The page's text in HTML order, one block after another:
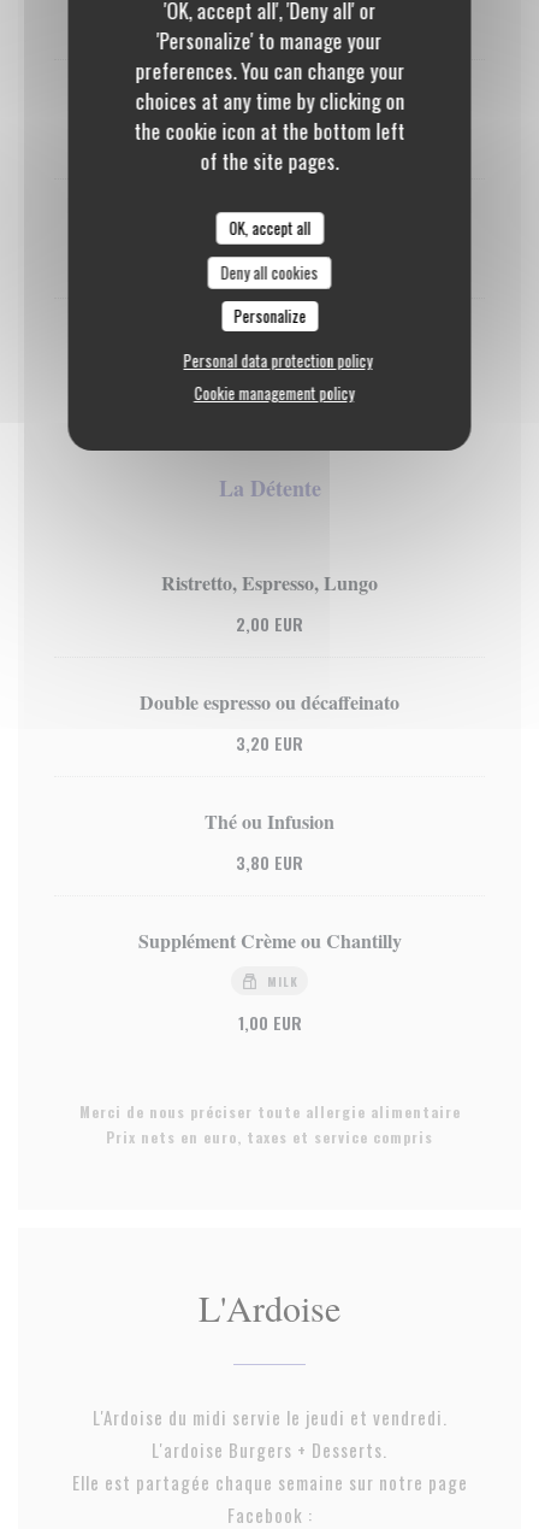
'OK, accept all', 'Deny all' or
'Personalize' to manage your
preferences. You can change your
choices at any time by clicking on
the cookie icon at the bottom left
of the site pages.
OK, accept all
Deny all cookies
Personalize
Personal data protection policy
Cookie management policy
9,50 EUR
Espresso et ses 5 Gourmandises
10,00 EUR
Thé ou Infusion et ses 5 gourmandises
11,00 EUR
Gourmandises
La Détente
Ristretto, Espresso, Lungo
2,00 EUR
Double espresso ou décaffeinato
3,20 EUR
Thé ou Infusion
3,80 EUR
Supplément Crème ou Chantilly
MILK
1,00 EUR
Merci de nous préciser toute allergie alimentaire
Prix nets en euro, taxes et service compris
L'Ardoise
L'Ardoise du midi servie le jeudi et vendredi.
L'ardoise Burgers + Desserts.
Elle est partagée chaque semaine sur notre page
Facebook :